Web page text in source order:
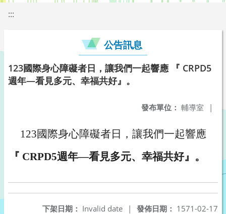
:::
公告訊息
123國際身心障礙者日，讓我們一起響應 『 CRPD5
週年—看見多元、幸福共好』。
發布單位： 輔導室 |
123國際身心障礙者日，讓我們一起響應
『 CRPD5週年—看見多元、幸福共好』。
發佈日期： 1571-02-17
下架日期： Invalid date
|